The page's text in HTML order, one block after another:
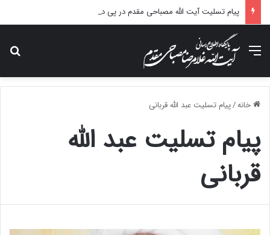
منو
خانه/پیام تسلیت عبد الله قربانی
پیام تسلیت عبد الله
قربانی